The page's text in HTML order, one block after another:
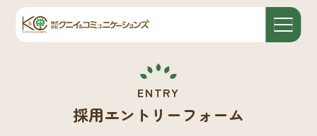
採用エントリーフォーム